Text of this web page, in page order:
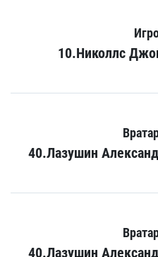
10.Николлс
40.Лазушин
40.Лазушин